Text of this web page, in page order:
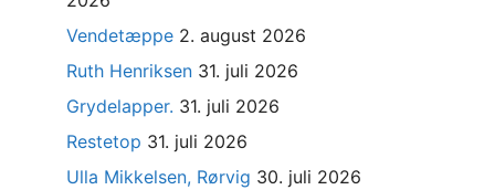
Vendetæppe 2. august 2026
Ruth Henriksen 31. juli 2026
Grydelapper. 31. juli 2026
Restetop 31. juli 2026
Ulla Mikkelsen, Rørvig 30. juli 2026